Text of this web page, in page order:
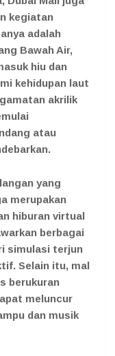
kegiatan
adalah
Bawah Air,
hiu dan
kehidupan laut
akrilik
atau
yang
merupakan
hiburan virtual
berbagai
simulasi terjun
Selain itu, mal
berukuran
meluncur
dan musik